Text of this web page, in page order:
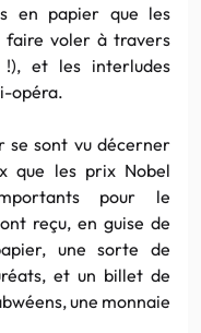
en papier que les
faire voler à travers
et les interludes
opéra.
se sont vu décerner
que les prix Nobel
pour le
reçu, en guise de
une sorte de
et un billet de
une monnaie